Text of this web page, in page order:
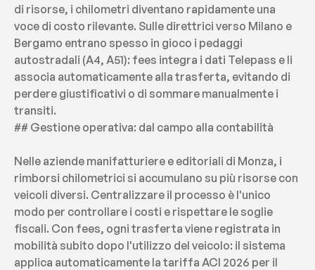
di risorse, i chilometri diventano rapidamente una
voce di costo rilevante. Sulle direttrici verso Milano e
Bergamo entrano spesso in gioco i pedaggi
autostradali (A4, A51): fees integra i dati Telepass e li
associa automaticamente alla trasferta, evitando di
perdere giustificativi o di sommare manualmente i
transiti.
## Gestione operativa: dal campo alla contabilità
Nelle aziende manifatturiere e editoriali di Monza, i
rimborsi chilometrici si accumulano su più risorse con
veicoli diversi. Centralizzare il processo è l'unico
modo per controllare i costi e rispettare le soglie
fiscali. Con fees, ogni trasferta viene registrata in
mobilità subito dopo l'utilizzo del veicolo: il sistema
applica automaticamente la tariffa ACI 2026 per il